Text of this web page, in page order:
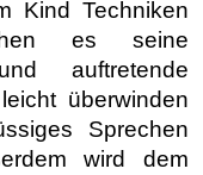
Kind Techniken
es seine
auftretende
überwinden
Sprechen
wird dem